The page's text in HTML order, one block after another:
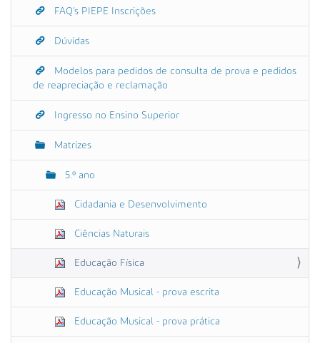
FAQ's PIEPE Inscrições
Dúvidas
Modelos para pedidos de consulta de prova e pedidos
de reapreciação e reclamação
Ingresso no Ensino Superior
Matrizes
5.º ano
Cidadania e Desenvolvimento
Ciências Naturais
Educação Física
Educação Musical - prova escrita
Educação Musical - prova prática